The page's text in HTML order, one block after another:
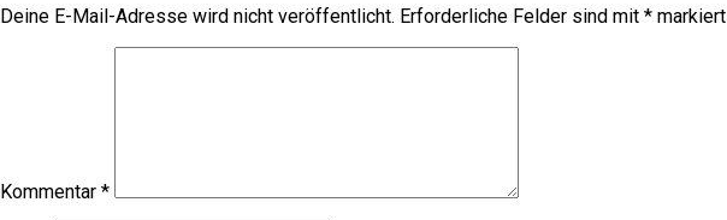
Deine E-Mail-Adresse wird nicht veröffentlicht. Erforderliche Felder sind mit * markiert
Kommentar *